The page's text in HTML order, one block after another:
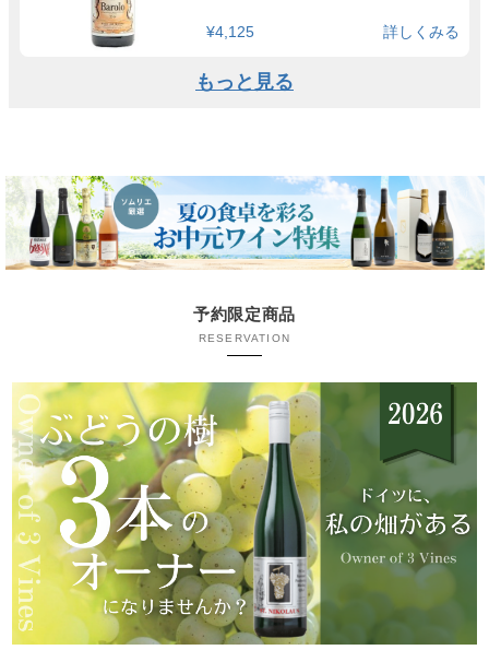
¥4,125 詳しくみる
もっと見る
予約限定商品
RESERVATION